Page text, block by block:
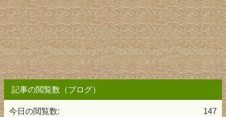
記事の閲覧数（ブログ）
147
今日の閲覧数: